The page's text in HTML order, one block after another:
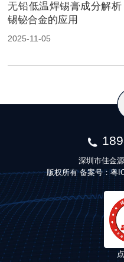
无铅低温焊锡膏成分解析
锡铋合金的应用
2025-11-05
深圳市佳金
版权所有 备案号：粤